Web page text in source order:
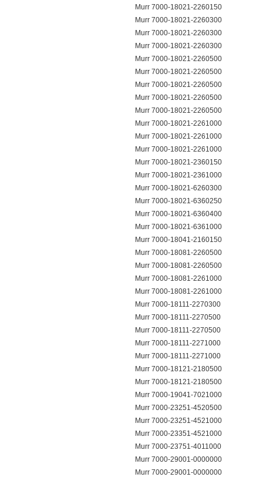
Murr 7000-18021-2260150
Murr 7000-18021-2260300
Murr 7000-18021-2260300
Murr 7000-18021-2260300
Murr 7000-18021-2260500
Murr 7000-18021-2260500
Murr 7000-18021-2260500
Murr 7000-18021-2260500
Murr 7000-18021-2260500
Murr 7000-18021-2261000
Murr 7000-18021-2261000
Murr 7000-18021-2261000
Murr 7000-18021-2360150
Murr 7000-18021-2361000
Murr 7000-18021-6260300
Murr 7000-18021-6360250
Murr 7000-18021-6360400
Murr 7000-18021-6361000
Murr 7000-18041-2160150
Murr 7000-18081-2260500
Murr 7000-18081-2260500
Murr 7000-18081-2261000
Murr 7000-18081-2261000
Murr 7000-18111-2270300
Murr 7000-18111-2270500
Murr 7000-18111-2270500
Murr 7000-18111-2271000
Murr 7000-18111-2271000
Murr 7000-18121-2180500
Murr 7000-18121-2180500
Murr 7000-19041-7021000
Murr 7000-23251-4520500
Murr 7000-23251-4521000
Murr 7000-23351-4521000
Murr 7000-23751-4011000
Murr 7000-29001-0000000
Murr 7000-29001-0000000